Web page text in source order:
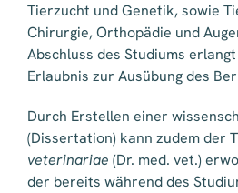
Tierzucht und Genetik, sowie
Chirurgie, Orthopädie und
Abschluss des Studiums
Erlaubnis zur Ausübung des
Durch Erstellen einer
(Dissertation) kann zudem der
veterinariae (Dr. med. vet.)
der bereits während des